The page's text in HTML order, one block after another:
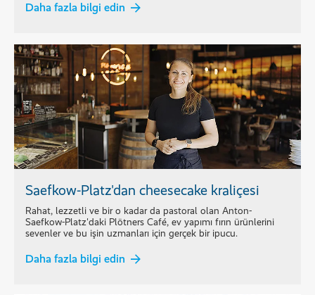
Daha fazla bilgi edin
Saefkow-Platz'dan cheesecake kraliçesi
Rahat, lezzetli ve bir o kadar da pastoral olan Anton-
Saefkow-Platz'daki Plötners Café, ev yapımı fırın ürünlerini
sevenler ve bu işin uzmanları için gerçek bir ipucu.
Daha fazla bilgi edin